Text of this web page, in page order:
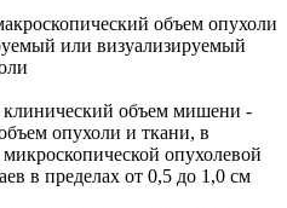
объем опухоли
или визуализируемый
объем мишени -
опухоли и ткани, в
опухолевой
в пределах от 0,5 до 1,0 см